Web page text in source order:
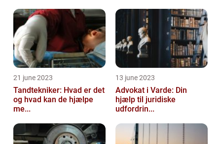
21 june 2023
Tandtekniker: Hvad er det
og hvad kan de hjælpe
me...
13 june 2023
Advokat i Varde: Din
hjælp til juridiske
udfordrin...